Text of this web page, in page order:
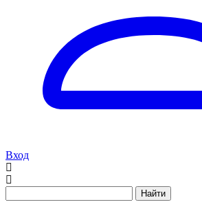
Вход
Найти